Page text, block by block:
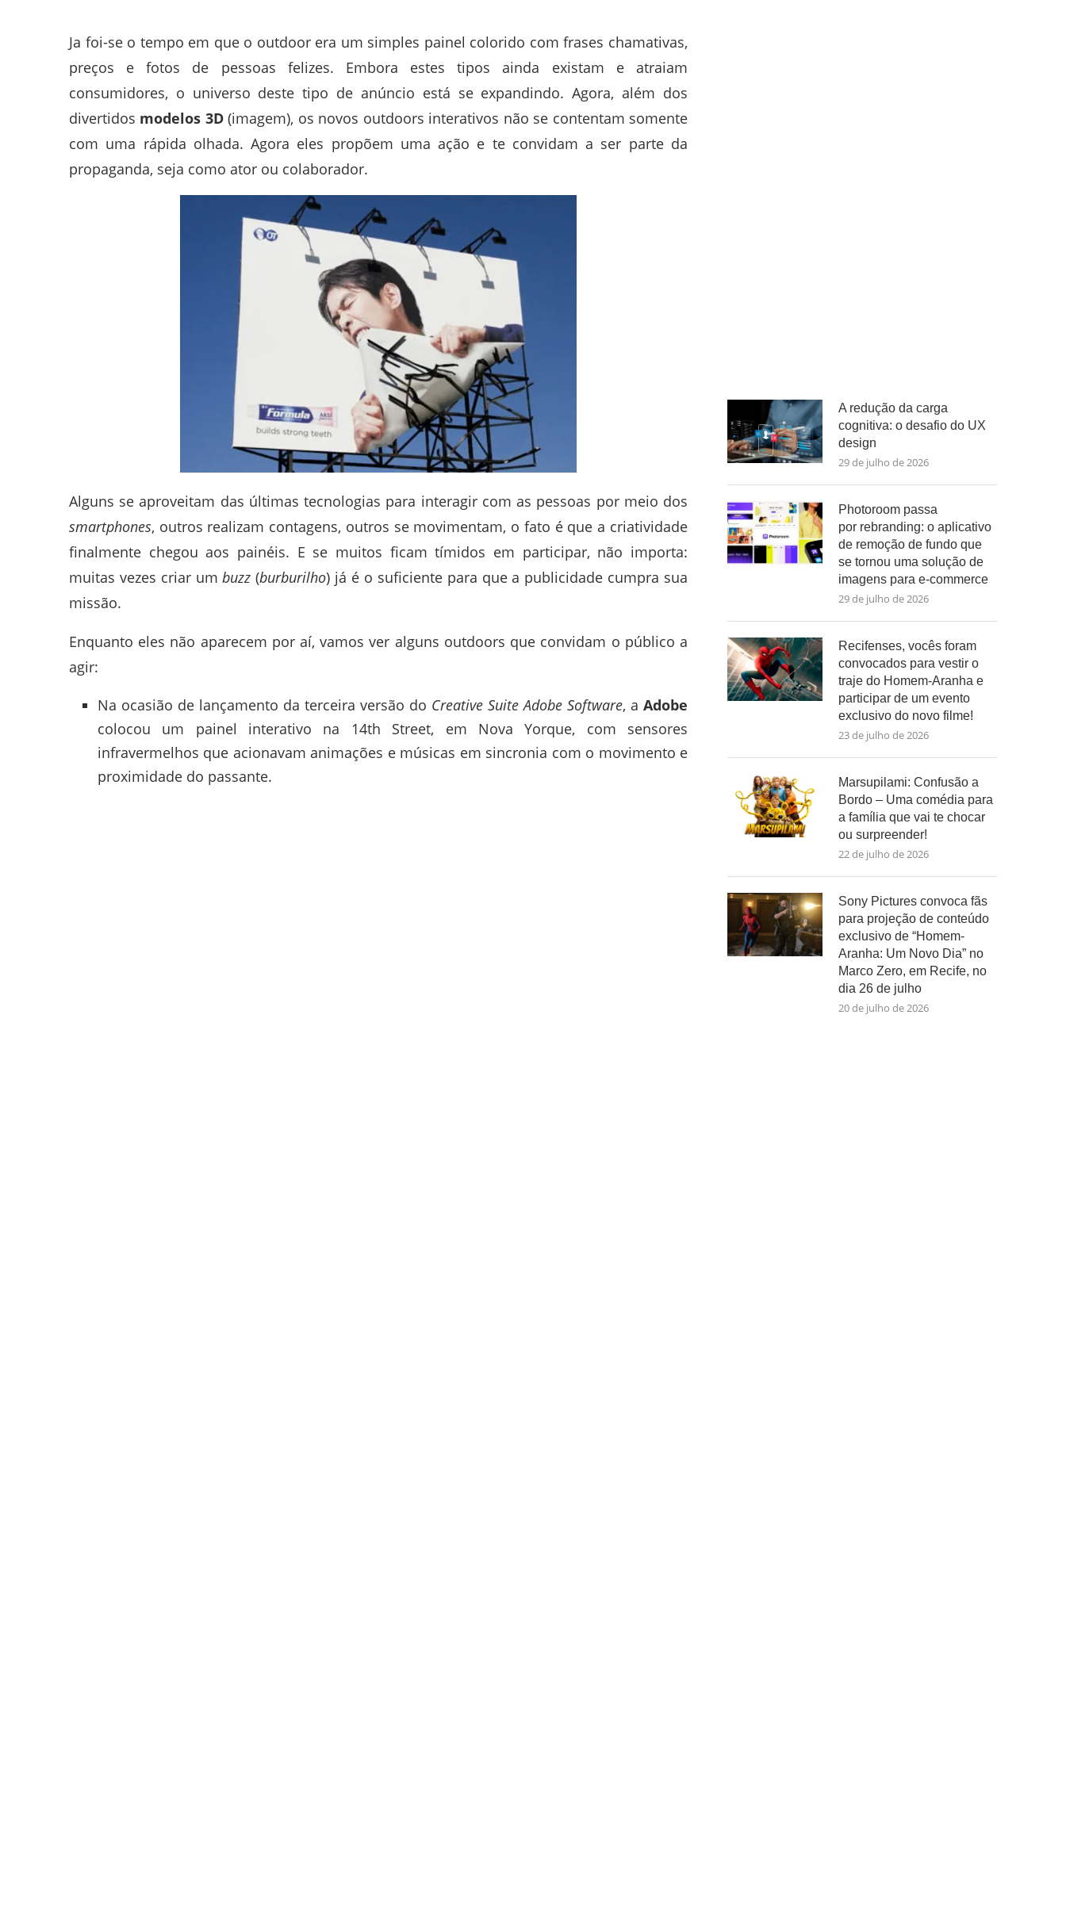
Ja foi-se o tempo em que o outdoor era um simples painel colorido com frases chamativas,
preços e fotos de pessoas felizes. Embora estes tipos ainda existam e atraiam
consumidores, o universo deste tipo de anúncio está se expandindo. Agora, além dos
divertidos modelos 3D(imagem), os novos outdoors interativos não se contentam somente
com uma rápida olhada. Agora eles propõem uma ação e te convidam a ser parte da
propaganda, seja como ator ou colaborador.
Alguns se aproveitam das últimas tecnologias para interagir com as pessoas por meio dos
smartphones, outros realizam contagens, outros se movimentam, o fato é que a criatividade
finalmente chegou aos painéis. E se muitos ficam tímidos em participar, não importa:
muitas vezes criar umbuzz (burburilho) já é o suficiente para que a publicidade cumpra sua
missão.
Enquanto eles não aparecem por aí, vamos ver alguns outdoors que convidam o público a
agir:
Na ocasião de lançamento da terceira versão do Creative Suite Adobe Software, a Adobe
colocou um painel interativo na 14th Street, em Nova Yorque, com sensores
infravermelhos que acionavam animações e músicas em sincronia com o movimento e
proximidade do passante.
A redução da carga
cognitiva: o desafio do UX
design
29 de julho de 2026
Photoroom passa
por rebranding: o aplicativo
de remoção de fundo que
se tornou uma solução de
imagens para e-commerce
29 de julho de 2026
Recifenses, vocês foram
convocados para vestir o
traje do Homem-Aranha e
participar de um evento
exclusivo do novo filme!
23 de julho de 2026
Marsupilami: Confusão a
Bordo – Uma comédia para
a família que vai te chocar
ou surpreender!
22 de julho de 2026
Sony Pictures convoca fãs
para projeção de conteúdo
exclusivo de “Homem-
Aranha: Um Novo Dia” no
Marco Zero, em Recife, no
dia 26 de julho
20 de julho de 2026